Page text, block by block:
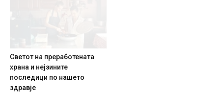
Светот на преработената
храна и нејзините
последици по нашето
здравје